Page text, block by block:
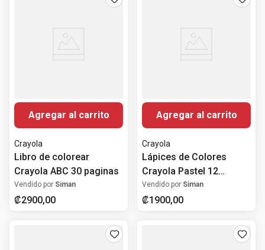
Agregar al carrito
Crayola
Libro de colorear
Crayola ABC 30 paginas
Vendido por Siman
₡2900,00
Agregar al carrito
Crayola
Lápices de Colores
Crayola Pastel 12
Colores Preafilados
Vendido por Siman
₡1900,00